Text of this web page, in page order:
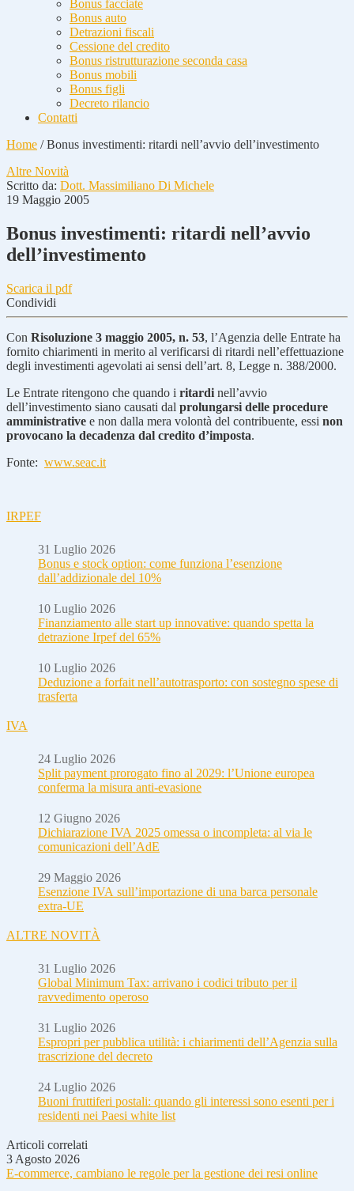
Bonus facciate
Bonus auto
Detrazioni fiscali
Cessione del credito
Bonus ristrutturazione seconda casa
Bonus mobili
Bonus figli
Decreto rilancio
Contatti
Home /Bonus investimenti: ritardi nell’avvio dell’investimento
Altre Novità
Scritto da: Dott. Massimiliano Di Michele
19 Maggio 2005
Bonus investimenti: ritardi nell’avvio
dell’investimento
Scarica il pdf
Condividi
Con Risoluzione 3 maggio 2005, n. 53, l’Agenzia delle Entrate ha
fornito chiarimenti in merito al verificarsi di ritardi nell’effettuazione
degli investimenti agevolati ai sensi dell’art. 8, Legge n. 388/2000.
Le Entrate ritengono che quando i ritardi nell’avvio
dell’investimento siano causati dal prolungarsi delle procedure
amministrative e non dalla mera volontà del contribuente, essi non
provocano la decadenza dal credito d’imposta.
Fonte: www.seac.it
IRPEF
31 Luglio 2026
Bonus e stock option: come funziona l’esenzione
dall’addizionale del 10%
10 Luglio 2026
Finanziamento alle start up innovative: quando spetta la
detrazione Irpef del 65%
10 Luglio 2026
Deduzione a forfait nell’autotrasporto: con sostegno spese di
trasferta
IVA
24 Luglio 2026
Split payment prorogato fino al 2029: l’Unione europea
conferma la misura anti-evasione
12 Giugno 2026
Dichiarazione IVA 2025 omessa o incompleta: al via le
comunicazioni dell’AdE
29 Maggio 2026
Esenzione IVA sull’importazione di una barca personale
extra-UE
ALTRE NOVITÀ
31 Luglio 2026
Global Minimum Tax: arrivano i codici tributo per il
ravvedimento operoso
31 Luglio 2026
Espropri per pubblica utilità: i chiarimenti dell’Agenzia sulla
trascrizione del decreto
24 Luglio 2026
Buoni fruttiferi postali: quando gli interessi sono esenti per i
residenti nei Paesi white list
Articoli correlati
3 Agosto 2026
E-commerce, cambiano le regole per la gestione dei resi online